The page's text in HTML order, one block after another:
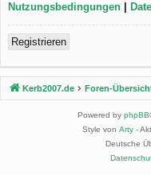
Nutzungsbedingungen
Registrieren
Kerb2007.de Foren-
Powered by phpBB
Style von Arty-
Deutsche